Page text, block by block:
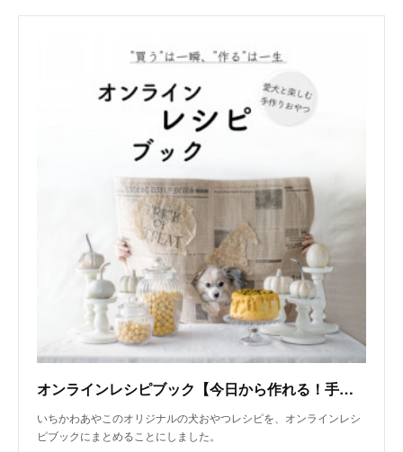
オンラインレシピブック【今日から作れる！手作り犬おやつレシピ】
いちかわあやこのオリジナルの犬おやつレシピを、オンラインレシ
ピブックにまとめることにしました。